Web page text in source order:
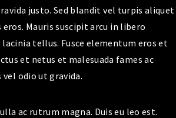
justo. Sed blandit vel turpis aliquet
Mauris suscipit arcu in libero
tellus. Fusce elementum eros et
et netus et malesuada fames ac
odio ut gravida.
ac rutrum magna. Duis eu leo est.